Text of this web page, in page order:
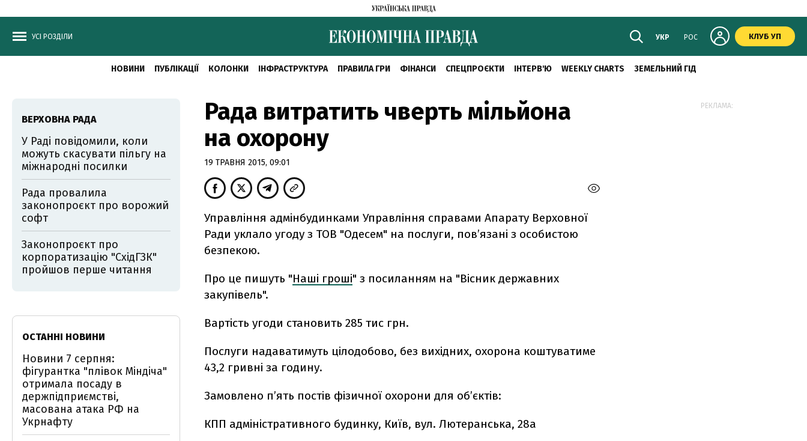
УСІ РОЗДІЛИ УКР РОС КЛУБ УП
НОВИНИ ПУБЛІКАЦІЇ КОЛОНКИ ІНФРАСТРУКТУРА ПРАВИЛА ГРИ ФІНАНСИ СПЕЦПРОЄКТИ ІНТЕРВ'Ю WEEKLY CHARTS ЗЕМЕЛЬНИЙ ГІД
Рада витратить чверть мільйона
на охорону
19 ТРАВНЯ 2015, 09:01
Управління адмінбудинками Управління справами Апарату Верховної
Ради уклало угоду з ТОВ "Одесем" на послуги, пов’язані з особистою
безпекою.
Про це пишуть "Наші гроші" з посиланням на "Вісник державних
закупівель".
Вартість угоди становить 285 тис грн.
Послуги надаватимуть цілодобово, без вихідних, охорона коштуватиме
43,2 гривні за годину.
Замовлено п’ять постів фізичної охорони для об’єктів:
КПП адміністративного будинку, Київ, вул. Лютеранська, 28а
ВЕРХОВНА РАДА
У Раді повідомили, коли
можуть скасувати пільгу на
міжнародні посилки
Рада провалила
законопроєкт про ворожий
софт
Законопроєкт про
корпоратизацію "СхідГЗК"
пройшов перше читання
ОСТАННІ НОВИНИ
Новини 7 серпня:
фігурантка "плівок Міндіча"
отримала посаду в
держпідприємстві,
масована атака РФ на
Укрнафту
РЕКЛАМА: